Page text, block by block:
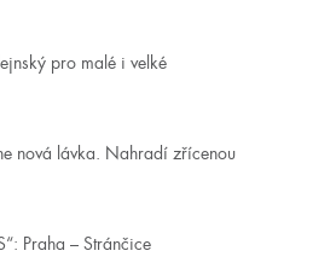
pro malé i velké
nová lávka. Nahradí zřícenou
Praha – Stránčice